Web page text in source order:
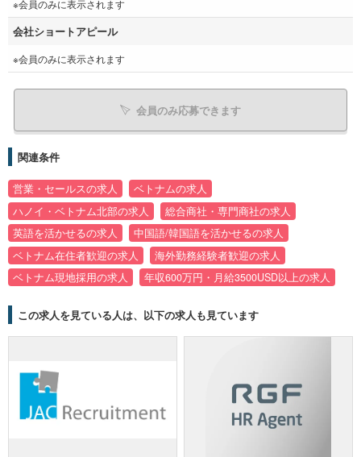
※会員のみに表示されます
会社ショートアピール
※会員のみに表示されます
会員のみ応募できます
関連条件
営業・セールスの求人
ベトナムの求人
ハノイ・ベトナム北部の求人
総合商社・専門商社の求人
英語を活かせるの求人
中国語/韓国語を活かせるの求人
ベトナム在住者歓迎の求人
海外勤務経験者歓迎の求人
ベトナム現地採用の求人
年収600万円・月給3500USD以上の求人
この求人を見ている人は、以下の求人も見ています